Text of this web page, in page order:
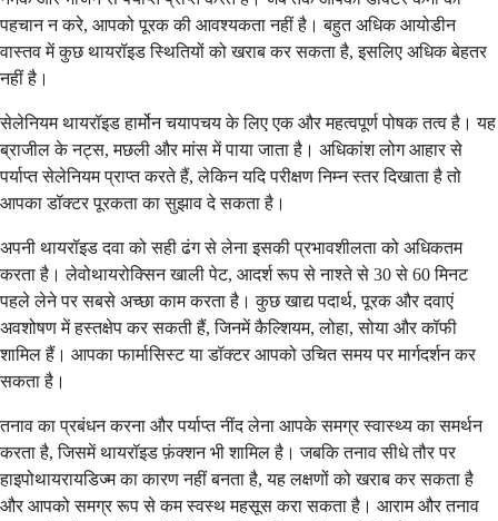
पहचान न करे, आपको पूरक की आवश्यकता नहीं है। बहुत अधिक आयोडीन
वास्तव में कुछ थायरॉइड स्थितियों को खराब कर सकता है, इसलिए अधिक बेहतर
नहीं है।
सेलेनियम थायरॉइड हार्मोन चयापचय के लिए एक और महत्वपूर्ण पोषक तत्व है। यह
ब्राजील के नट्स, मछली और मांस में पाया जाता है। अधिकांश लोग आहार से
पर्याप्त सेलेनियम प्राप्त करते हैं, लेकिन यदि परीक्षण निम्न स्तर दिखाता है तो
आपका डॉक्टर पूरकता का सुझाव दे सकता है।
अपनी थायरॉइड दवा को सही ढंग से लेना इसकी प्रभावशीलता को अधिकतम
करता है। लेवोथायरोक्सिन खाली पेट, आदर्श रूप से नाश्ते से 30 से 60 मिनट
पहले लेने पर सबसे अच्छा काम करता है। कुछ खाद्य पदार्थ, पूरक और दवाएं
अवशोषण में हस्तक्षेप कर सकती हैं, जिनमें कैल्शियम, लोहा, सोया और कॉफी
शामिल हैं। आपका फार्मासिस्ट या डॉक्टर आपको उचित समय पर मार्गदर्शन कर
सकता है।
तनाव का प्रबंधन करना और पर्याप्त नींद लेना आपके समग्र स्वास्थ्य का समर्थन
करता है, जिसमें थायरॉइड फ़ंक्शन भी शामिल है। जबकि तनाव सीधे तौर पर
हाइपोथायरायडिज्म का कारण नहीं बनता है, यह लक्षणों को खराब कर सकता है
और आपको समग्र रूप से कम स्वस्थ महसूस करा सकता है। आराम और तनाव